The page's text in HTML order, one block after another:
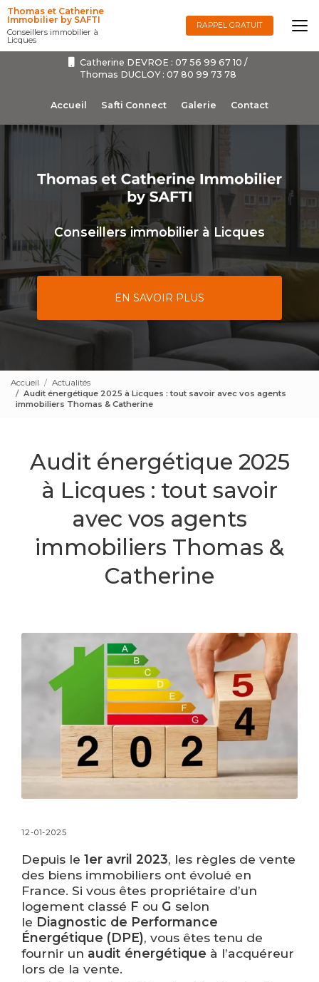
Aller
au
contenu
principal
Catherine DEVROE :07 56 99 67 10 /
Thomas DUCLOY : 07 80 99 73 78
Accueil Safti Connect Galerie Contact
Thomas et Catherine
Immobilier by SAFTI
Conseillers immobilier à
Licques
RAPPEL GRATUIT
Conseillers immobilier à Licques
EN SAVOIR PLUS
Accueil
Actualités
Audit énergétique 2025 à Licques : tout savoir avec vos agents
immobiliers Thomas & Catherine
Audit énergétique 2025
à Licques : tout savoir
avec vos agents
immobiliers Thomas &
Catherine
12-01-2025
Depuis le 1er avril 2023, les règles de vente
des biens immobiliers ont évolué en
France. Si vous êtes propriétaire d’un
logement classé F ou G selon
le Diagnostic de Performance
Énergétique (DPE), vous êtes tenu de
fournir un audit énergétique à l’acquéreur
lors de la vente.